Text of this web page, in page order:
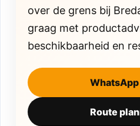
over de grens bij
graag met
beschikbaarheid en
Route